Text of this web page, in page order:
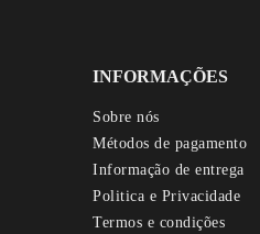
INFORMAÇÕES
Sobre nós
Métodos de pagamento
Informação de entrega
Politica e Privacidade
Termos e condições